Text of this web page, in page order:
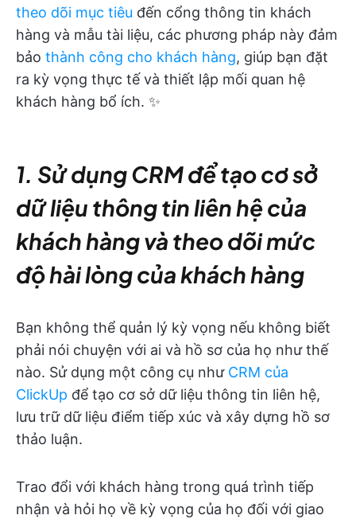
theo dõi mục tiêu đến cổng thông tin khách
hàng và mẫu tài liệu, các phương pháp này đảm
bảo thành công cho khách hàng, giúp bạn đặt
ra kỳ vọng thực tế và thiết lập mối quan hệ
khách hàng bổ ích. ✨
1. Sử dụng CRM để tạo cơ sở
dữ liệu thông tin liên hệ của
khách hàng và theo dõi mức
độ hài lòng của khách hàng
Bạn không thể quản lý kỳ vọng nếu không biết
phải nói chuyện với ai và hồ sơ của họ như thế
nào. Sử dụng một công cụ như CRM của
ClickUp để tạo cơ sở dữ liệu thông tin liên hệ,
lưu trữ dữ liệu điểm tiếp xúc và xây dựng hồ sơ
thảo luận.
Trao đổi với khách hàng trong quá trình tiếp
nhận và hỏi họ về kỳ vọng của họ đối với giao